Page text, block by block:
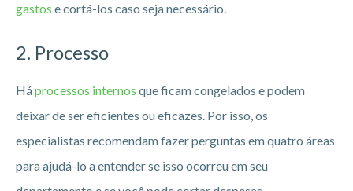
gastos e cortá-los caso seja necessário.
2. Processo
Háprocessos internos que ficam congelados e podem
deixar de ser eficientes ou eficazes. Por isso, os
especialistas recomendam fazer perguntas em quatro áreas
para ajudá-lo a entender se isso ocorreu em seu